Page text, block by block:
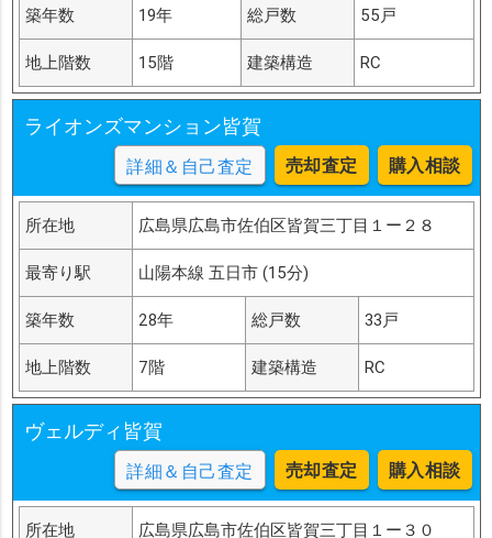
築年数 19年 総戸数 55戸
地上階数 15階 建築構造 RC
ライオンズマンション皆賀
詳細＆自己査定 売却査定 購入相談
所在地 広島県広島市佐伯区皆賀三丁目１ー２８
最寄り駅 山陽本線 五日市 (15分)
築年数 28年 総戸数 33戸
地上階数 7階 建築構造 RC
ヴェルディ皆賀
詳細＆自己査定 売却査定 購入相談
所在地 広島県広島市佐伯区皆賀三丁目１ー３０